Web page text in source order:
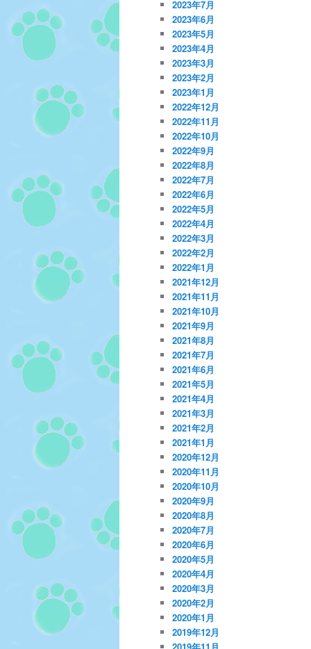
2023年7月
2023年6月
2023年5月
2023年4月
2023年3月
2023年2月
2023年1月
2022年12月
2022年11月
2022年10月
2022年9月
2022年8月
2022年7月
2022年6月
2022年5月
2022年4月
2022年3月
2022年2月
2022年1月
2021年12月
2021年11月
2021年10月
2021年9月
2021年8月
2021年7月
2021年6月
2021年5月
2021年4月
2021年3月
2021年2月
2021年1月
2020年12月
2020年11月
2020年10月
2020年9月
2020年8月
2020年7月
2020年6月
2020年5月
2020年4月
2020年3月
2020年2月
2020年1月
2019年12月
2019年11月